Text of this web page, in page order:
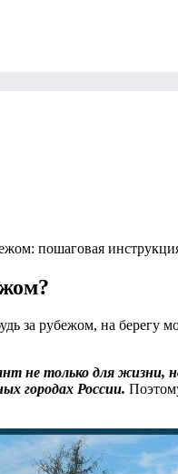
пошаговая
за рубежом, на
не только для жизни,
городах России.